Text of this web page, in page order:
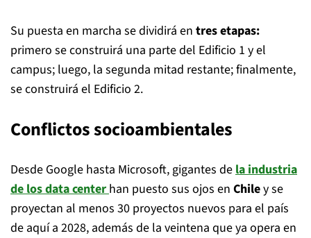
Su puesta en marcha se dividirá en tres etapas:
primero se construirá una parte del Edificio 1 y el
campus; luego, la segunda mitad restante; finalmente,
se construirá el Edificio 2.
Conflictos socioambientales
Desde Google hasta Microsoft, gigantes dela industria
de los data centerhan puesto sus ojos en Chiley se
proyectan al menos 30 proyectos nuevos para el país
de aquí a 2028, además de la veintena que ya opera en